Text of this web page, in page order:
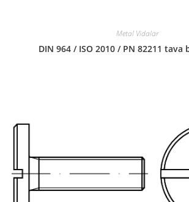
Metal Vidalar
DIN 964 / ISO 2010 / PN 82211 tava